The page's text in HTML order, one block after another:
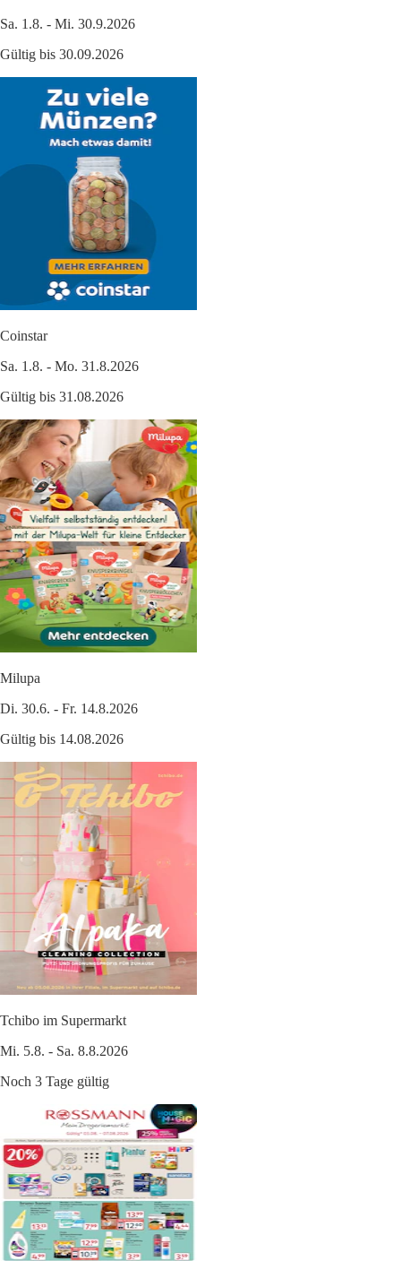
Sa. 1.8. - Mi. 30.9.2026
Gültig bis 30.09.2026
Coinstar
Sa. 1.8. - Mo. 31.8.2026
Gültig bis 31.08.2026
Milupa
Di. 30.6. - Fr. 14.8.2026
Gültig bis 14.08.2026
Tchibo im Supermarkt
Mi. 5.8. - Sa. 8.8.2026
Noch 3 Tage gültig